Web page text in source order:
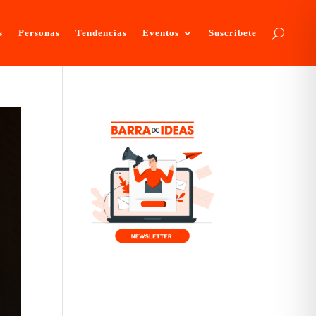
Personas Tendencias Eventos Suscríbete